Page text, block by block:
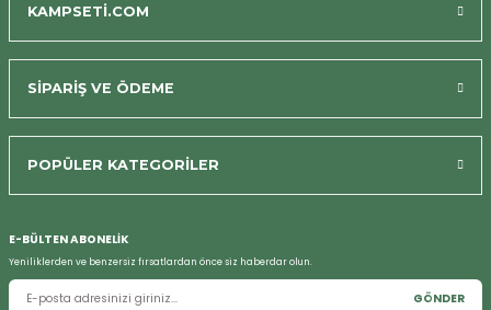
KAMPSETİ.COM
SİPARİŞ VE ÖDEME
POPÜLER KATEGORİLER
E-BÜLTEN ABONELİK
Yeniliklerden ve benzersiz fırsatlardan önce siz haberdar olun.
GÖNDER